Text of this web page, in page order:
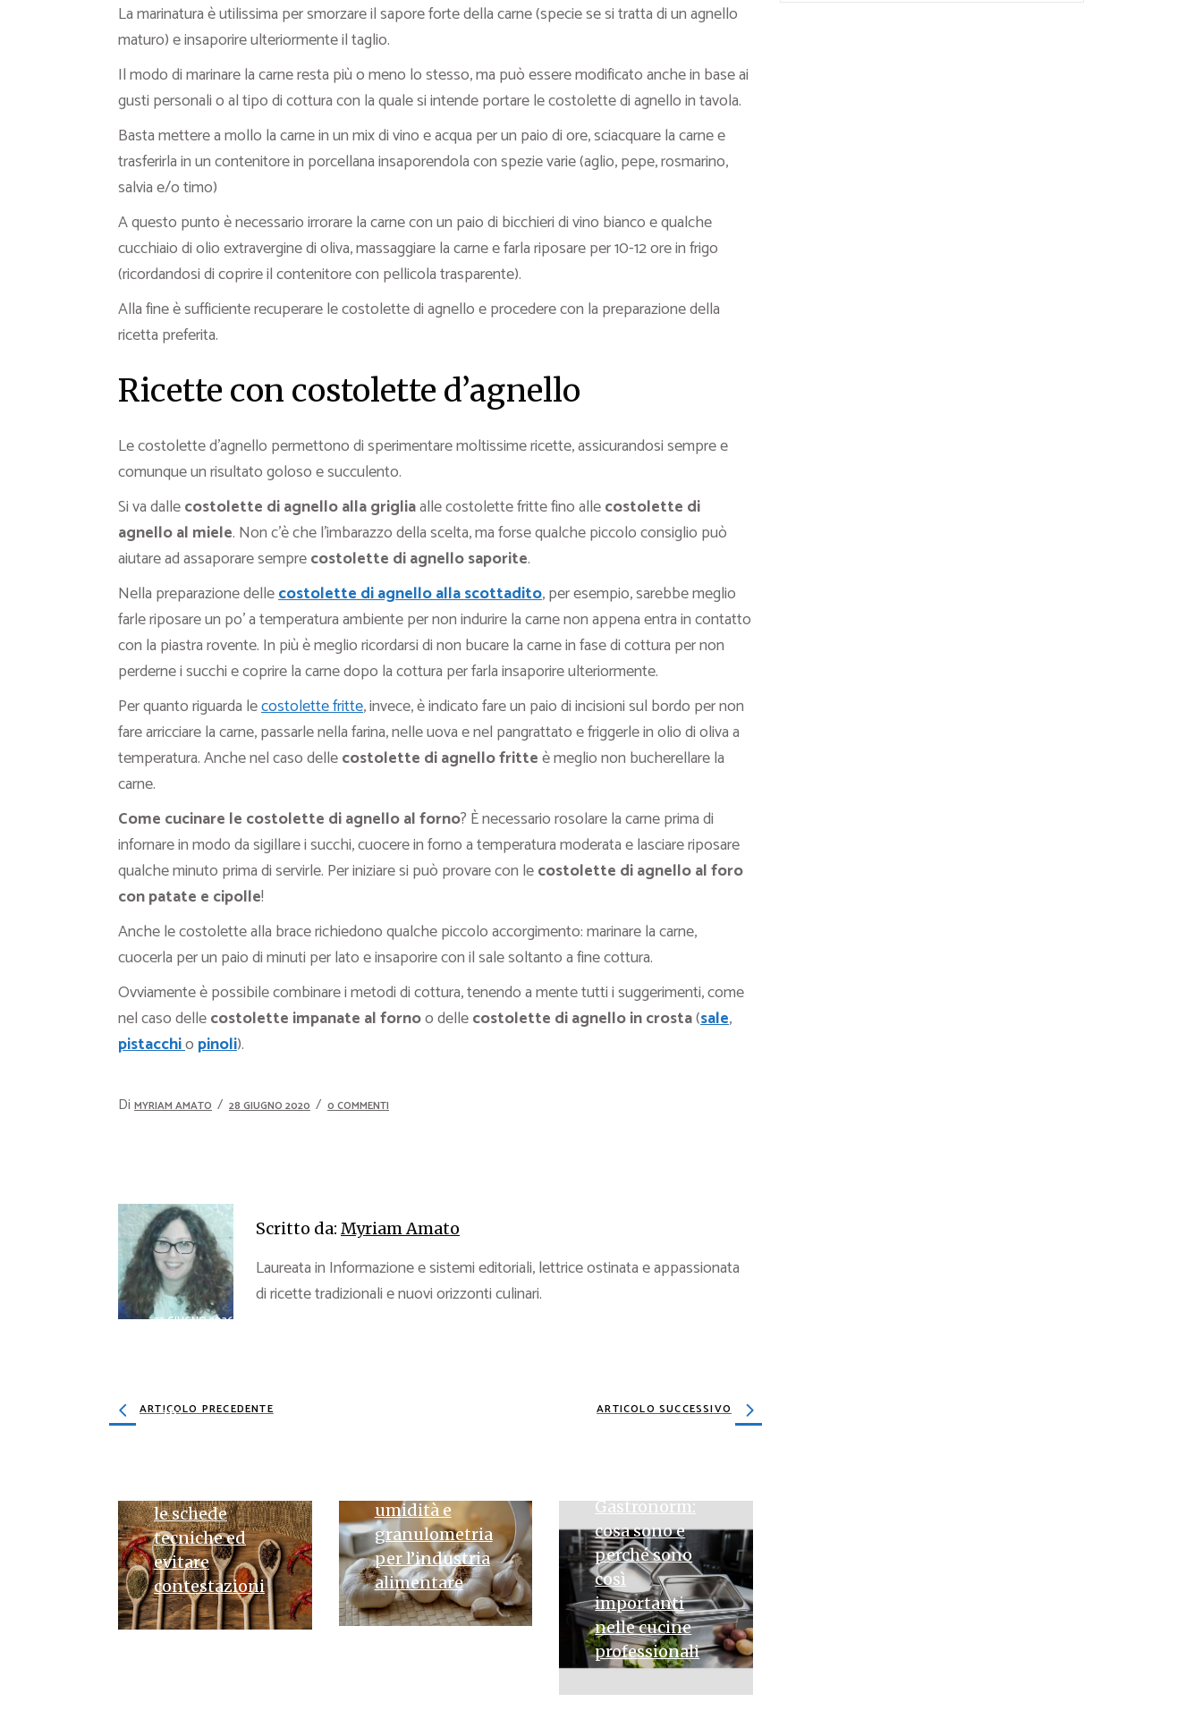
La marinatura è utilissima per smorzare il sapore forte della carne (specie se si tratta di un agnello
maturo) e insaporire ulteriormente il taglio.
Il modo di marinare la carne resta più o meno lo stesso, ma può essere modificato anche in base ai
gusti personali o al tipo di cottura con la quale si intende portare le costolette di agnello in tavola.
Basta mettere a mollo la carne in un mix di vino e acqua per un paio di ore, sciacquare la carne e
trasferirla in un contenitore in porcellana insaporendola con spezie varie (aglio, pepe, rosmarino,
salvia e/o timo)
A questo punto è necessario irrorare la carne con un paio di bicchieri di vino bianco e qualche
cucchiaio di olio extravergine di oliva, massaggiare la carne e farla riposare per 10-12 ore in frigo
(ricordandosi di coprire il contenitore con pellicola trasparente).
Alla fine è sufficiente recuperare le costolette di agnello e procedere con la preparazione della
ricetta preferita.
Ricette con costolette d’agnello
Le costolette d’agnello permettono di sperimentare moltissime ricette, assicurandosi sempre e
comunque un risultato goloso e succulento.
Si va dallecostolette di agnello alla grigliaalle costolette fritte fino allecostolette di
agnello al miele. Non c’è che l’imbarazzo della scelta, ma forse qualche piccolo consiglio può
aiutare ad assaporare semprecostolette di agnello saporite.
Nella preparazione dellecostolette di agnello alla scottadito, per esempio, sarebbe meglio
farle riposare un po’ a temperatura ambiente per non indurire la carne non appena entra in contatto
con la piastra rovente. In più è meglio ricordarsi di non bucare la carne in fase di cottura per non
perderne i succhi e coprire la carne dopo la cottura per farla insaporire ulteriormente.
Per quanto riguarda lecostolette fritte, invece, è indicato fare un paio di incisioni sul bordo per non
fare arricciare la carne, passarle nella farina, nelle uova e nel pangrattato e friggerle in olio di oliva a
temperatura. Anche nel caso dellecostolette di agnello fritteè meglio non bucherellare la
carne.
Come cucinare le costolette di agnello al forno? È necessario rosolare la carne prima di
infornare in modo da sigillare i succhi, cuocere in forno a temperatura moderata e lasciare riposare
qualche minuto prima di servirle. Per iniziare si può provare con lecostolette di agnello al foro
con patate e cipolle!
Anche le costolette alla brace richiedono qualche piccolo accorgimento: marinare la carne,
cuocerla per un paio di minuti per lato e insaporire con il sale soltanto a fine cottura.
Ovviamente è possibile combinare i metodi di cottura, tenendo a mente tutti i suggerimenti, come
nel caso dellecostolette impanate al fornoo dellecostolette di agnello in crosta(sale,
pistacchio pinoli).
Di MYRIAM AMATO 28 GIUGNO 2020 0 COMMENTI
Scritto da: Myriam Amato
Laureata in Informazione e sistemi editoriali, lettrice ostinata e appassionata
di ricette tradizionali e nuovi orizzonti culinari.
ARTICOLO PRECEDENTE ARTICOLO SUCCESSIVO
23 GIUGNO 2026
all’ingrosso
le schede
tecniche ed
evitare
contestazioni
umidità e
granulometria
per l’industria
alimentare
Gastronorm:
cosa sono e
perché sono
così
importanti
nelle cucine
professionali